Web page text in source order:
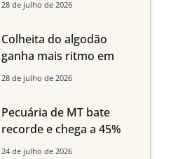
quedas em Tocantins,
Maranhão e Piauí
28 de julho de 2026
Colheita do algodão
ganha mais ritmo em
Mato Grosso, Mato
Maranhão
28 de julho de 2026
Pecuária de MT bate
recorde e chega a 45%
dos bovinos abatidos
24 de julho de 2026